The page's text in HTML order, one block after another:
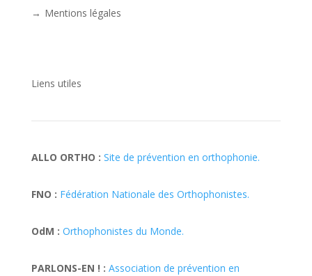
Mentions légales
Liens utiles
ALLO ORTHO : Site de prévention en orthophonie.
FNO : Fédération Nationale des Orthophonistes.
OdM : Orthophonistes du Monde.
PARLONS-EN ! : Association de prévention en